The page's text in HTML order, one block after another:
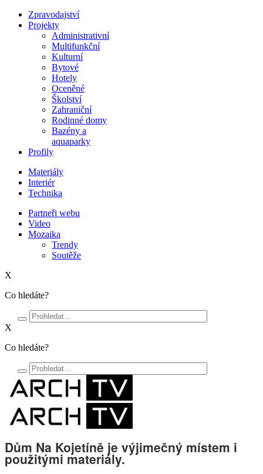
Zpravodajství
Projekty
Administrativní
Multifunkční
Kulturní
Bytové
Hotely
Oceněné
Školství
Zahraniční
Rodinné domy
Bazény a
aquaparky
Profily
Materiály
Interiér
Technika
Partneři webu
Video
Mozaika
Trendy
Soutěže
X
Co hledáte?
X
Co hledáte?
Dům Na Kojetíně je výjimečný místem i
použitými materiály.